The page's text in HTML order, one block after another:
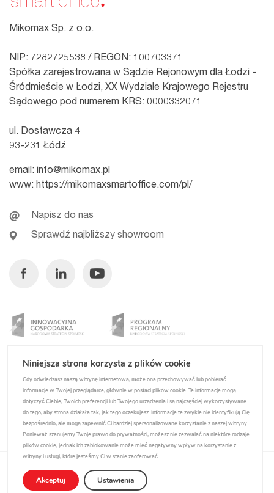
Mikomax Sp. z o.o.
NIP: 7282725538 / REGON: 100703371
Spółka zarejestrowana w Sądzie Rejonowym dla Łodzi -
Śródmieście w Łodzi, XX Wydziale Krajowego Rejestru
Sądowego pod numerem KRS: 0000332071
ul. Dostawcza 4
93-231 Łódź
email: info@mikomax.pl
www: https://mikomaxsmartoffice.com/pl/
Napisz do nas
Sprawdź najbliższy showroom
FacebookLinkedinYoutube
Polityka prywatności
Niniejsza strona korzysta z plików cookie
Gdy odwiedzasz naszą witrynę internetową, może ona przechowywać lub pobierać
informacje w Twojej przeglądarce, głównie w postaci plików cookie. Te informacje mogą
dotyczyć Ciebie, Twoich preferencji lub Twojego urządzenia i są najczęściej wykorzystywane
do tego, aby strona działała tak, jak tego oczekujesz. Informacje te zwykle nie identyfikują Cię
bezpośrednio, ale mogą zapewnić Ci bardziej spersonalizowane korzystanie z naszej witryny.
Ponieważ szanujemy Twoje prawo do prywatności, możesz nie zezwalać na niektóre rodzaje
plików cookie, jednak ich zablokowanie może mieć negatywny wpływ na korzystanie z
witryny i usługi, które jesteśmy Ci w stanie zaoferować.
Akceptuj Ustawienia